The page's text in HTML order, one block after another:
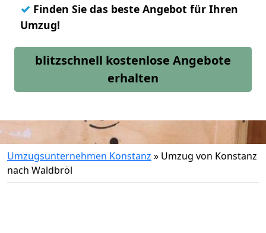
✓ Finden Sie das beste Angebot für Ihren
Umzug!
blitzschnell kostenlose Angebote
erhalten
Umzugsunternehmen Konstanz » Umzug von Konstanz
nach Waldbröl